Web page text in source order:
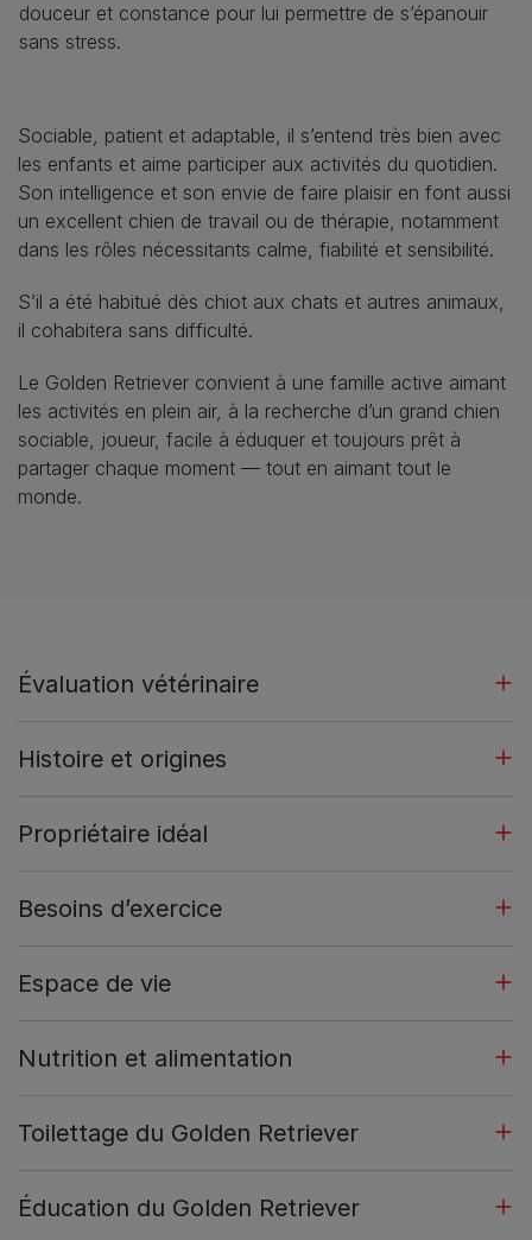
douceur et constance pour lui permettre de s’épanouir
sans stress.
Sociable, patient et adaptable, il s’entend très bien avec
les enfants et aime participer aux activités du quotidien.
Son intelligence et son envie de faire plaisir en font aussi
un excellent chien de travail ou de thérapie, notamment
dans les rôles nécessitants calme, fiabilité et sensibilité.
S’il a été habitué dès chiot aux chats et autres animaux,
il cohabitera sans difficulté.
Le Golden Retriever convient à une famille active aimant
les activités en plein air, à la recherche d’un grand chien
sociable, joueur, facile à éduquer et toujours prêt à
partager chaque moment — tout en aimant tout le
monde.
Évaluation vétérinaire
Histoire et origines
Propriétaire idéal
Besoins d’exercice
Espace de vie
Nutrition et alimentation
Toilettage du Golden Retriever
Éducation du Golden Retriever